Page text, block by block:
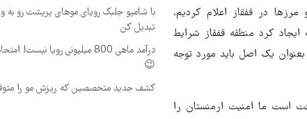
مرزها در قفقاز اعلام کردیم.
کرد منطقه قفقاز شرایط
یک اصل باید مورد توجه
است ما امنیت ارمنستان را
با شامپو جلبک رویای موهای پرپشت رو به
تبدیل کن
درآمد ماهی 800 میلیونی رویا نیست!
😉
کشف جدید متخصصین که ریزش مو را